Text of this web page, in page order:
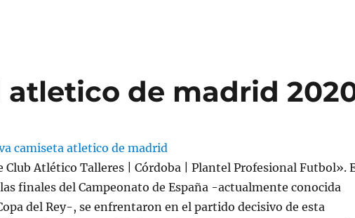
de madrid
Club Atlético Talleres | Córdoba | Plantel Profesional Futbol».
finales del Campeonato de España -actualmente conocida
del Rey-, se enfrentaron en el partido decisivo de esta